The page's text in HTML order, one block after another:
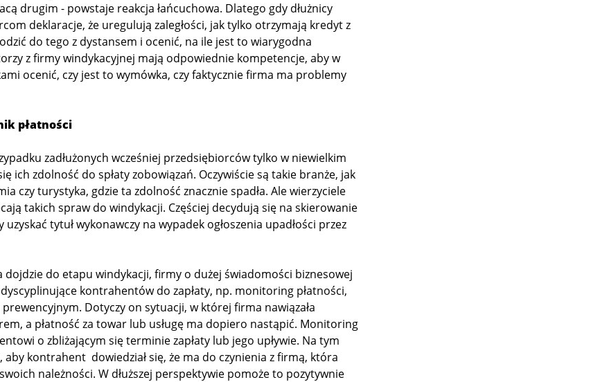
drugim - powstaje reakcja łańcuchowa. Dlatego gdy dłużnicy
deklaracje, że uregulują zaległości, jak tylko otrzymają kredyt z
do tego z dystansem i ocenić, na ile jest to wiarygodna
z firmy windykacyjnej mają odpowiednie kompetencje, aby w
ocenić, czy jest to wymówka, czy faktycznie firma ma problemy
płatności
zadłużonych wcześniej przedsiębiorców tylko w niewielkim
ich zdolność do spłaty zobowiązań. Oczywiście są takie branże, jak
czy turystyka, gdzie ta zdolność znacznie spadła. Ale wierzyciele
takich spraw do windykacji. Częściej decydują się na skierowanie
tytuł wykonawczy na wypadek ogłoszenia upadłości przez
dojdzie do etapu windykacji, firmy o dużej świadomości biznesowej
kontrahentów do zapłaty, np. monitoring płatności,
Dotyczy on sytuacji, w której firma nawiązała
a płatność za towar lub usługę ma dopiero nastąpić. Monitoring
o zbliżającym się terminie zapłaty lub jego upływie. Na tym
aby kontrahent dowiedział się, że ma do czynienia z firmą, która
należności. W dłuższej perspektywie pomoże to pozytywnie